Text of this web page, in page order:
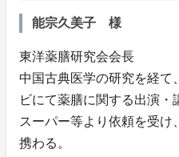
能宗久美子 様
東洋薬膳研究会会長
中国古典医学の研究を経て
ビにて薬膳に関する出演
スーパー等より依頼を受け
携わる。